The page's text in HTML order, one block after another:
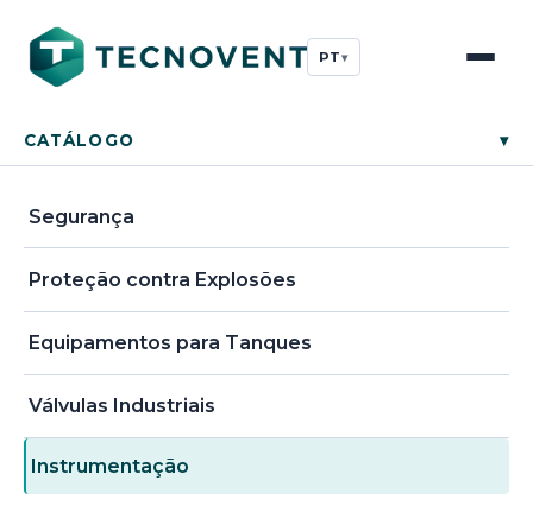
PT▾
CATÁLOGO ▾
Segurança
Proteção contra Explosões
Equipamentos para Tanques
Válvulas Industriais
Instrumentação